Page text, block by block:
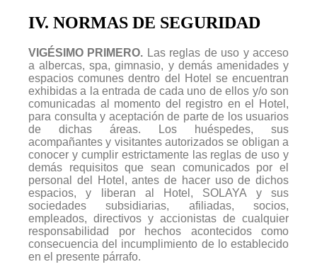
IV. NORMAS DE SEGURIDAD
VIGÉSIMO PRIMERO. Las reglas de uso y acceso
a albercas, spa, gimnasio, y demás amenidades y
espacios comunes dentro del Hotel se encuentran
exhibidas a la entrada de cada uno de ellos y/o son
comunicadas al momento del registro en el Hotel,
para consulta y aceptación de parte de los usuarios
de dichas áreas. Los huéspedes, sus
acompañantes y visitantes autorizados se obligan a
conocer y cumplir estrictamente las reglas de uso y
demás requisitos que sean comunicados por el
personal del Hotel, antes de hacer uso de dichos
espacios, y liberan al Hotel, SOLAYA y sus
sociedades subsidiarias, afiliadas, socios,
empleados, directivos y accionistas de cualquier
responsabilidad por hechos acontecidos como
consecuencia del incumplimiento de lo establecido
en el presente párrafo.